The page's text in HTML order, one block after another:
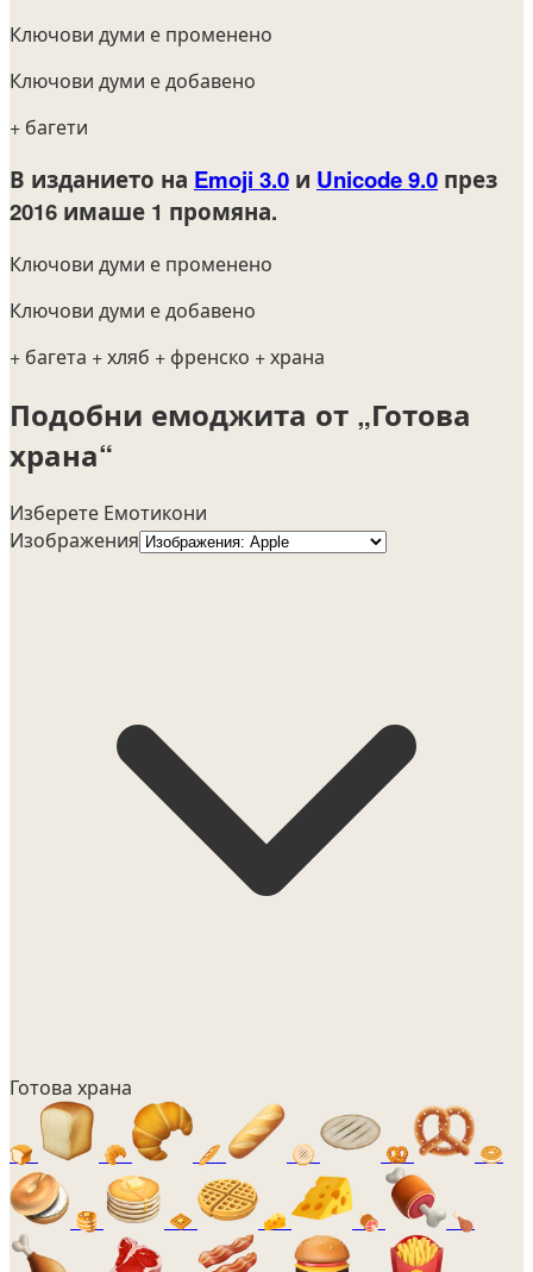
Ключови думи е променено
Ключови думи е добавено
+ багети
В изданието на Emoji 3.0 и Unicode 9.0 през
2016 имаше 1 промяна.
Ключови думи е променено
Ключови думи е добавено
+ багета + хляб + френско + храна
Подобни емоджита от „Готова
храна“
Изберете Емотикони
Изображения
Готова храна
🍞 🥐 🥖 🫓 🥨 🥯
🥞 🧇 🧀 🍖 🍗